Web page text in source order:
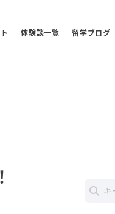
体験談一覧 留学ブログ